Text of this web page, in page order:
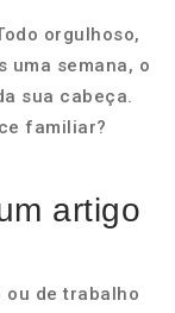
orgulhoso,
uma semana, o
sua cabeça.
familiar?
artigo
de trabalho